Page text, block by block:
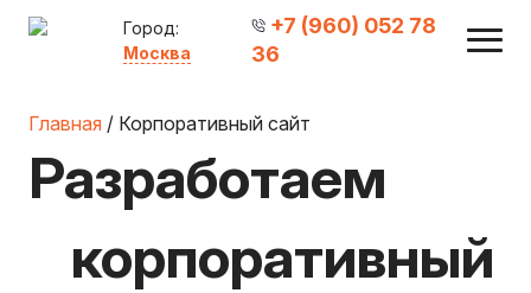
Город:
Москва
+7 (960) 052 78
36
Главная / Корпоративный сайт
Разработаем
корпоративный